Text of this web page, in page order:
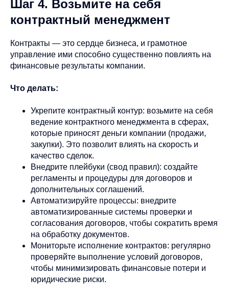
Шаг 4. Возьмите на себя
контрактный менеджмент
Контракты — это сердце бизнеса, и грамотное
управление ими способно существенно повлиять на
финансовые результаты компании.
Что делать:
Укрепите контрактный контур: возьмите на себя
ведение контрактного менеджмента в сферах,
которые приносят деньги компании (продажи,
закупки). Это позволит влиять на скорость и
качество сделок.
Внедрите плейбуки (свод правил): создайте
регламенты и процедуры для договоров и
дополнительных соглашений.
Автоматизируйте процессы: внедрите
автоматизированные системы проверки и
согласования договоров, чтобы сократить время
на обработку документов.
Мониторьте исполнение контрактов: регулярно
проверяйте выполнение условий договоров,
чтобы минимизировать финансовые потери и
юридические риски.